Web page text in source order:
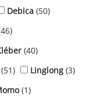
Debica (50)
(40)
Linglong (3)
(1)